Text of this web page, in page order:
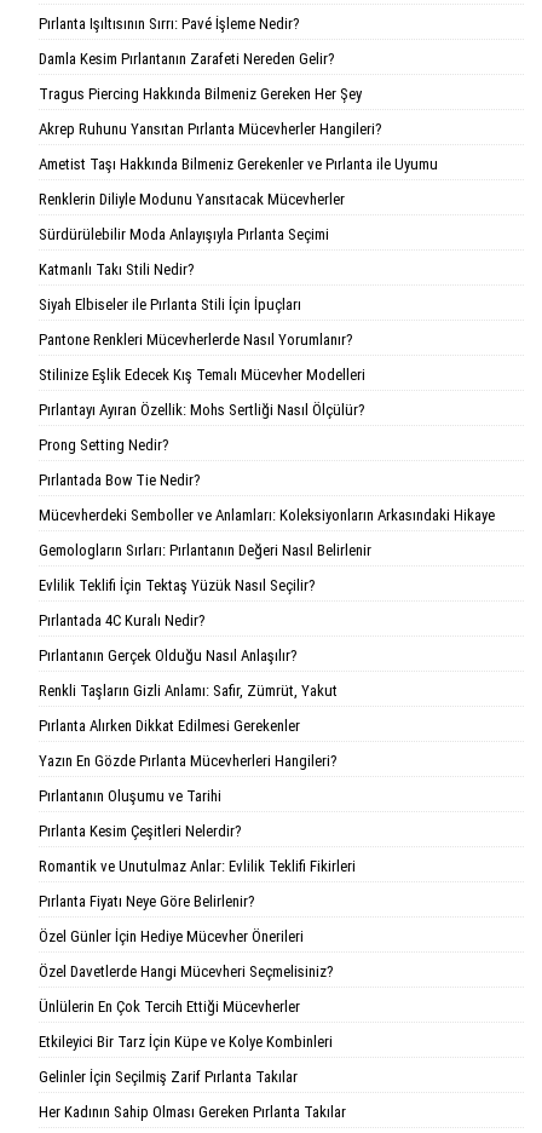
Pırlanta Işıltısının Sırrı: Pavé İşleme Nedir?
Damla Kesim Pırlantanın Zarafeti Nereden Gelir?
Tragus Piercing Hakkında Bilmeniz Gereken Her Şey
Akrep Ruhunu Yansıtan Pırlanta Mücevherler Hangileri?
Ametist Taşı Hakkında Bilmeniz Gerekenler ve Pırlanta ile Uyumu
Renklerin Diliyle Modunu Yansıtacak Mücevherler
Sürdürülebilir Moda Anlayışıyla Pırlanta Seçimi
Katmanlı Takı Stili Nedir?
Siyah Elbiseler ile Pırlanta Stili İçin İpuçları
Pantone Renkleri Mücevherlerde Nasıl Yorumlanır?
Stilinize Eşlik Edecek Kış Temalı Mücevher Modelleri
Pırlantayı Ayıran Özellik: Mohs Sertliği Nasıl Ölçülür?
Prong Setting Nedir?
Pırlantada Bow Tie Nedir?
Mücevherdeki Semboller ve Anlamları: Koleksiyonların Arkasındaki Hikaye
Gemologların Sırları: Pırlantanın Değeri Nasıl Belirlenir
Evlilik Teklifi İçin Tektaş Yüzük Nasıl Seçilir?
Pırlantada 4C Kuralı Nedir?
Pırlantanın Gerçek Olduğu Nasıl Anlaşılır?
Renkli Taşların Gizli Anlamı: Safir, Zümrüt, Yakut
Pırlanta Alırken Dikkat Edilmesi Gerekenler
Yazın En Gözde Pırlanta Mücevherleri Hangileri?
Pırlantanın Oluşumu ve Tarihi
Pırlanta Kesim Çeşitleri Nelerdir?
Romantik ve Unutulmaz Anlar: Evlilik Teklifi Fikirleri
Pırlanta Fiyatı Neye Göre Belirlenir?
Özel Günler İçin Hediye Mücevher Önerileri
Özel Davetlerde Hangi Mücevheri Seçmelisiniz?
Ünlülerin En Çok Tercih Ettiği Mücevherler
Etkileyici Bir Tarz İçin Küpe ve Kolye Kombinleri
Gelinler İçin Seçilmiş Zarif Pırlanta Takılar
Her Kadının Sahip Olması Gereken Pırlanta Takılar